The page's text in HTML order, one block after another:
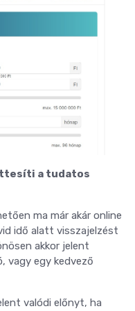
a tudatos
ma már akár online
idő alatt visszajelzést
akkor jelent
vagy egy kedvező
valódi előnyt, ha